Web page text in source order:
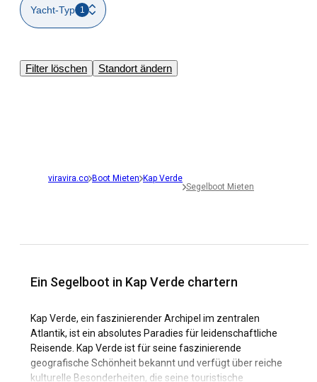
Yacht-Typ 1
Filter löschen Standort ändern
viravira.co Boot Mieten Kap Verde
Segelboot Mieten
Ein Segelboot in Kap Verde chartern
Kap Verde, ein faszinierender Archipel im zentralen
Atlantik, ist ein absolutes Paradies für leidenschaftliche
Reisende. Kap Verde ist für seine faszinierende
geografische Schönheit bekannt und verfügt über reiche
kulturelle Besonderheiten, die seine touristische